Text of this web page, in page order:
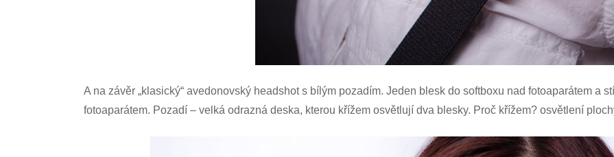
A na závěr „klasický“ avedonovský headshot s bílým pozadím. Jeden blesk do softboxu nad fotoaparátem a
fotoaparátem. Pozadí – velká odrazná deska, kterou křížem osvětlují dva blesky. Proč křížem? osvětlení